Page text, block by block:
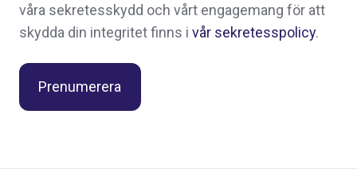
våra sekretesskydd och vårt engagemang för att
skydda din integritet finns i vår sekretesspolicy.